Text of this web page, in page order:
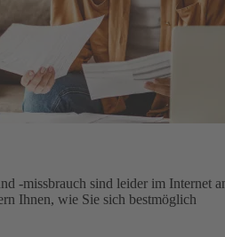
-missbrauch sind leider im Internet
Ihnen, wie Sie sich bestmöglich